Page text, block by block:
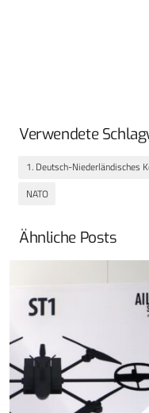
Verwendete
1. Deutsch-Niederländisches
NATO
Ähnliche Posts